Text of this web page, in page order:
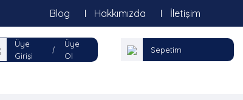
Blog Hakkımızda İletişim
Üye
Girişi
|
Üye
Ol
Sepetim